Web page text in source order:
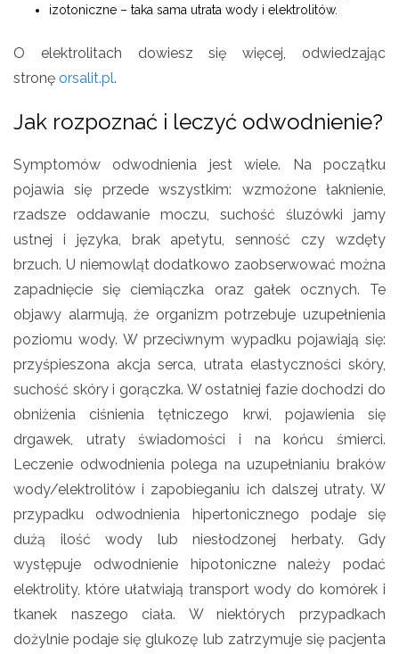
izotoniczne – taka sama utrata wody i elektrolitów.
O elektrolitach dowiesz się więcej, odwiedzając
stronę orsalit.pl.
Jak rozpoznać i leczyć odwodnienie?
Symptomów odwodnienia jest wiele. Na początku
pojawia się przede wszystkim: wzmożone łaknienie,
rzadsze oddawanie moczu, suchość śluzówki jamy
ustnej i języka, brak apetytu, senność czy wzdęty
brzuch. U niemowląt dodatkowo zaobserwować można
zapadnięcie się ciemiączka oraz gałek ocznych. Te
objawy alarmują, że organizm potrzebuje uzupełnienia
poziomu wody. W przeciwnym wypadku pojawiają się:
przyśpieszona akcja serca, utrata elastyczności skóry,
suchość skóry i gorączka. W ostatniej fazie dochodzi do
obniżenia ciśnienia tętniczego krwi, pojawienia się
drgawek, utraty świadomości i na końcu śmierci.
Leczenie odwodnienia polega na uzupełnianiu braków
wody/elektrolitów i zapobieganiu ich dalszej utraty. W
przypadku odwodnienia hipertonicznego podaje się
dużą ilość wody lub niesłodzonej herbaty. Gdy
występuje odwodnienie hipotoniczne należy podać
elektrolity, które ułatwiają transport wody do komórek i
tkanek naszego ciała. W niektórych przypadkach
dożylnie podaje się glukozę lub zatrzymuje się pacjenta